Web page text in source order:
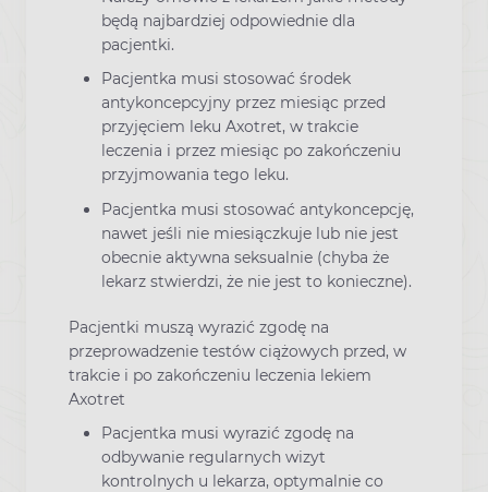
będą najbardziej odpowiednie dla
pacjentki.
Pacjentka musi stosować środek
antykoncepcyjny przez miesiąc przed
przyjęciem leku Axotret, w trakcie
leczenia i przez miesiąc po zakończeniu
przyjmowania tego leku.
Pacjentka musi stosować antykoncepcję,
nawet jeśli nie miesiączkuje lub nie jest
obecnie aktywna seksualnie (chyba że
lekarz stwierdzi, że nie jest to konieczne).
Pacjentki muszą wyrazić zgodę na
przeprowadzenie testów ciążowych przed, w
trakcie i po zakończeniu leczenia lekiem
Axotret
Pacjentka musi wyrazić zgodę na
odbywanie regularnych wizyt
kontrolnych u lekarza, optymalnie co